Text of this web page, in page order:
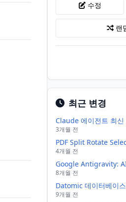
수정
랜
최근 변경
3개월 전
PDF Split Rotate
4개월 전
8개월 전
Datomic 데이터베이
9개월 전